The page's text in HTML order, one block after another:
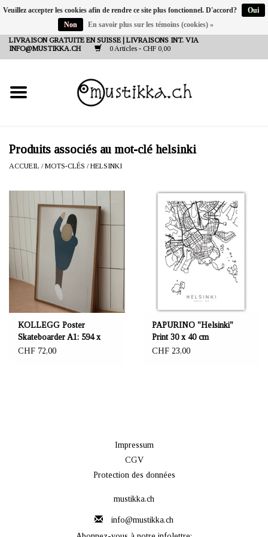
LIVRAISON GRATUITE EN SUISSE | LIVRAISONS INT. VIA
INFO@MUSTIKKA.CH
0 Articles - CHF 0,00
NEW IN
SHOP - A PIECE OF
FINLAND FOR YOU
Produits associés au mot-clé helsinki
ACCUEIL /MOTS-CLÉS /HELSINKI
KOLLEGG Poster
Skateboarder A1: 594 x
841mm
CHF 72,00
PAPURINO "Helsinki"
Print 30 x 40 cm
CHF 23,00
Impressum
CGV
Protection des données
mustikka.ch
info@mustikka.ch
Veuillez accepter les cookies afin de rendre ce site plus fonctionnel. D'accord?
Oui
Non
En savoir plus sur les témoins (cookies) »